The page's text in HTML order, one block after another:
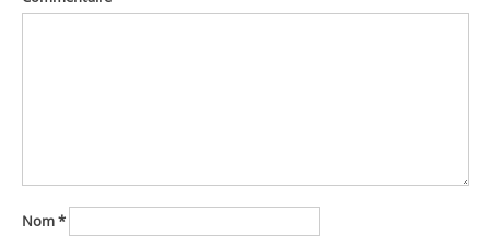
Nom*